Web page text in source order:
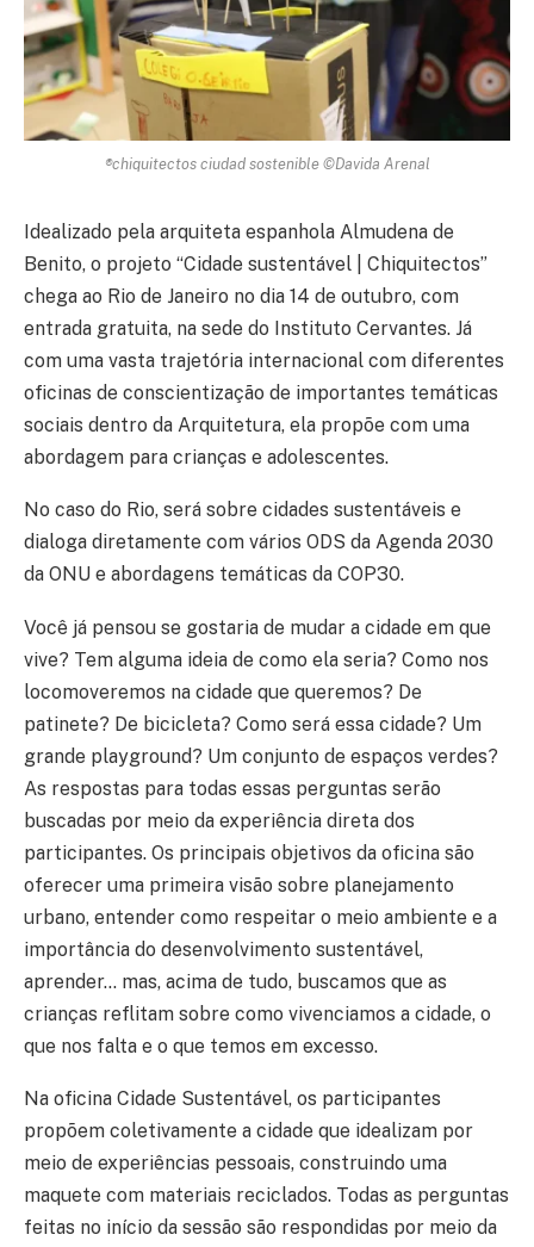
®chiquitectos ciudad sostenible ©Davida Arenal
Idealizado pela arquiteta espanhola Almudena de
Benito, o projeto “Cidade sustentável | Chiquitectos”
chega ao Rio de Janeiro no dia 14 de outubro, com
entrada gratuita, na sede do Instituto Cervantes. Já
com uma vasta trajetória internacional com diferentes
oficinas de conscientização de importantes temáticas
sociais dentro da Arquitetura, ela propõe com uma
abordagem para crianças e adolescentes.
No caso do Rio, será sobre cidades sustentáveis e
dialoga diretamente com vários ODS da Agenda 2030
da ONU e abordagens temáticas da COP30.
Você já pensou se gostaria de mudar a cidade em que
vive? Tem alguma ideia de como ela seria? Como nos
locomoveremos na cidade que queremos? De
patinete? De bicicleta? Como será essa cidade? Um
grande playground? Um conjunto de espaços verdes?
As respostas para todas essas perguntas serão
buscadas por meio da experiência direta dos
participantes. Os principais objetivos da oficina são
oferecer uma primeira visão sobre planejamento
urbano, entender como respeitar o meio ambiente e a
importância do desenvolvimento sustentável,
aprender… mas, acima de tudo, buscamos que as
crianças reflitam sobre como vivenciamos a cidade, o
que nos falta e o que temos em excesso.
Na oficina Cidade Sustentável, os participantes
propõem coletivamente a cidade que idealizam por
meio de experiências pessoais, construindo uma
maquete com materiais reciclados. Todas as perguntas
feitas no início da sessão são respondidas por meio da